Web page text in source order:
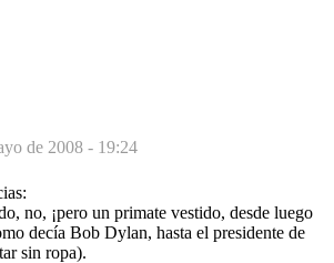
de 2008 - 19:24
no, ¡pero un primate vestido, desde luego
decía Bob Dylan, hasta el presidente de
sin ropa).